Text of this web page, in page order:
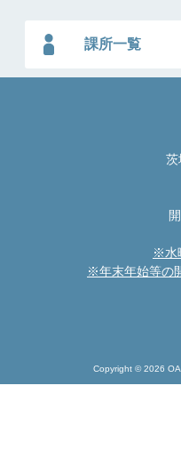
課所一覧
茨
※水
※年末年始等の
Copyright © 2026